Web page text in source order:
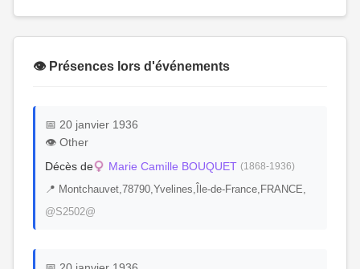
👁️ Présences lors d'événements
📅 20 janvier 1936
👁️ Other
Décès de
Marie Camille BOUQUET (1868-1936)
📍 Montchauvet,78790,Yvelines,Île-de-France,FRANCE,
@S2502@